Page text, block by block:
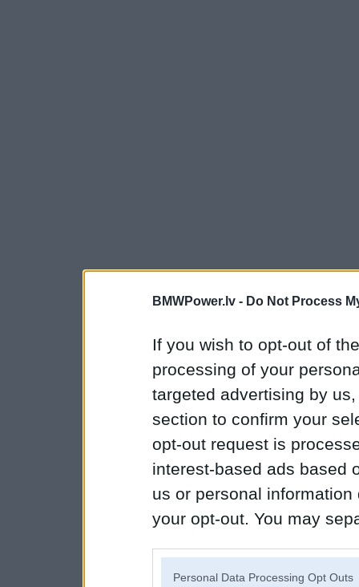
BMWPower.lv - Do Not Process
If you wish to opt-out of
processing of your
targeted advertising by
section to confirm your
opt-out request is
interest-based ads based
us or personal
your opt-out. You may
Personal Data Processing Opt Outs